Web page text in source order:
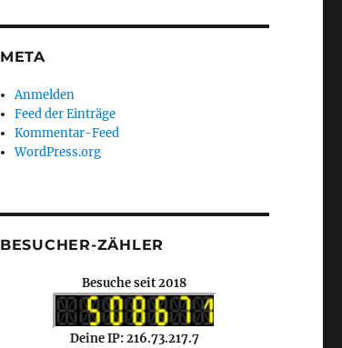
META
Anmelden
Feed der Einträge
Kommentar-Feed
WordPress.org
BESUCHER-ZÄHLER
Besuche seit 2018
Deine IP: 216.73.217.7